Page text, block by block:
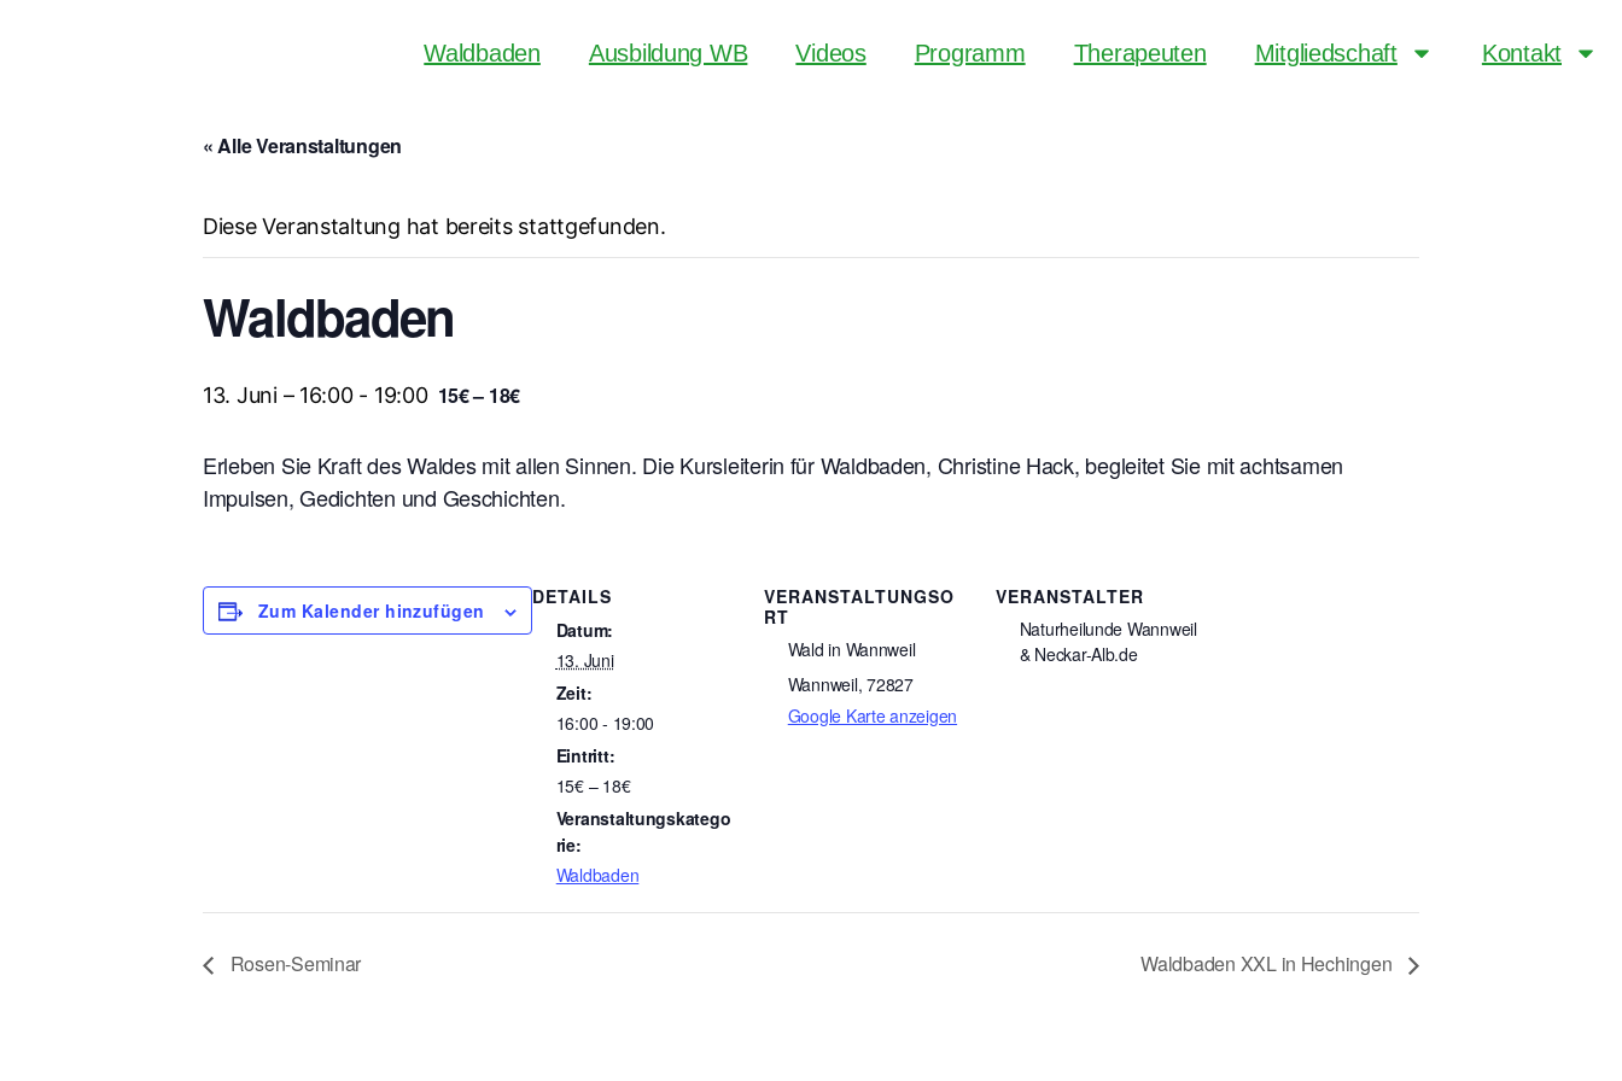
Waldbaden Ausbildung WB Videos Programm Therapeuten Mitgliedschaft Kontakt
« Alle Veranstaltungen
Diese Veranstaltung hat bereits stattgefunden.
Waldbaden
13. Juni – 16:00- 19:00 15€ – 18€
Erleben Sie Kraft des Waldes mit allen Sinnen. Die Kursleiterin für Waldbaden, Christine Hack, begleitet Sie mit achtsamen
Impulsen, Gedichten und Geschichten.
Zum Kalender hinzufügen
DETAILS
Datum:
13. Juni
Zeit:
16:00 - 19:00
Eintritt:
15€ – 18€
Veranstaltungskatego
rie:
Waldbaden
VERANSTALTUNGSO
RT
Wald in Wannweil
Wannweil, 72827
Google Karte anzeigen
VERANSTALTER
Naturheilunde Wannweil
& Neckar-Alb.de
Rosen-Seminar Waldbaden XXL in Hechingen